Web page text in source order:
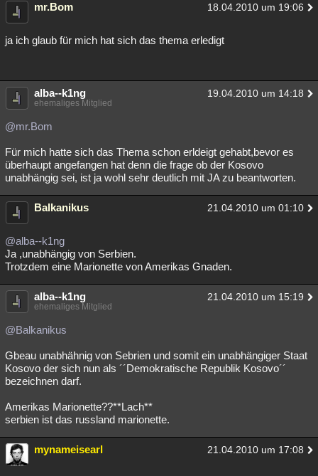
mr.Bom 18.04.2010 um 19:06
ja ich glaub für mich hat sich das thema erledigt
alba--k1ng 19.04.2010 um 14:18
ehemaliges Mitglied
@mr.Bom
Für mich hatte sich das Thema schon erldeigt gehabt,bevor es
überhaupt angefangen hat denn die frage ob der Kosovo
unabhängig sei, ist ja wohl sehr deutlich mit JA zu beantworten.
Balkanikus 21.04.2010 um 01:10
@alba--k1ng
Ja ,unabhängig von Serbien.
Trotzdem eine Marionette von Amerikas Gnaden.
alba--k1ng 21.04.2010 um 15:19
ehemaliges Mitglied
@Balkanikus
Gbeau unabhähnig von Sebrien und somit ein unabhängiger Staat
Kosovo der sich nun als ´´Demokratische Republik Kosovo´´
bezeichnen darf.
Amerikas Marionette??**Lach**
serbien ist das russland marionette.
mynameisearl 21.04.2010 um 17:08